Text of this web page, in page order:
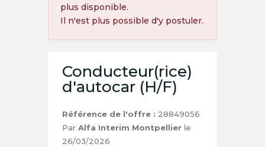
plus disponible.
Il n'est plus possible d'y postuler.
Conducteur(rice)
d'autocar (H/F)
Référence de l'offre : 28849056
Par Alfa Interim Montpellierle
26/03/2026